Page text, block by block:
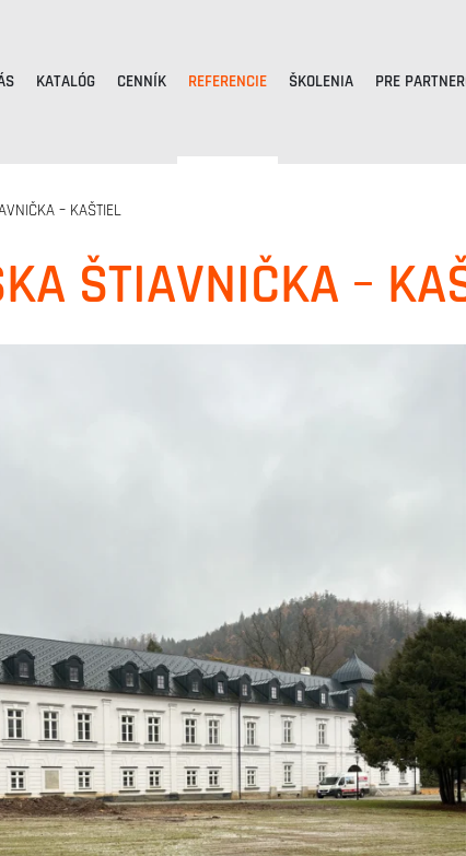
KATALÓG CENNÍK REFERENCIE ŠKOLENIA PRE
– KAŠTIEL
ŠTIAVNIČKA –